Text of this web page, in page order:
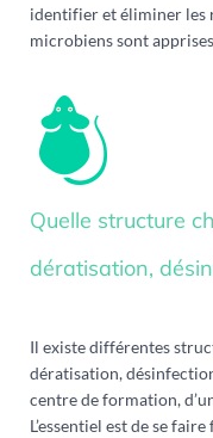
identifier et éliminer les
microbiens sont
Quelle structure
dératisation,
Il existe différentes
dératisation,
centre de formation,
L’essentiel est de se